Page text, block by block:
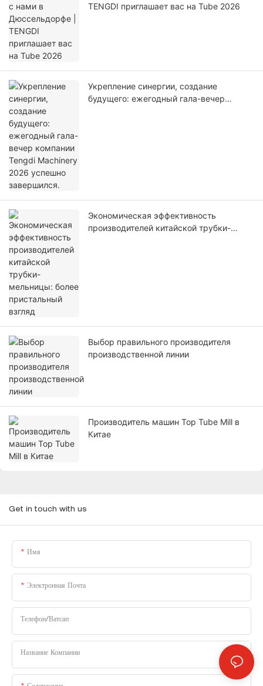
TENGDI приглашает вас на Tube 2026
Укрепление синергии, создание
будущего: ежегодный гала-вечер
Экономическая эффективность
производителей китайской трубки-
Выбор правильного производителя
производственной линии
Производитель машин Top Tube Mill в
Китае
Get in touch with us
Имя
Электронная Почта
Телефон/Ватсап
Название Компании